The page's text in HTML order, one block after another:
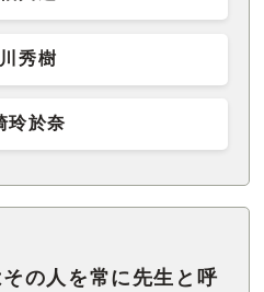
秀樹
玲於奈
その人を常に先生と呼